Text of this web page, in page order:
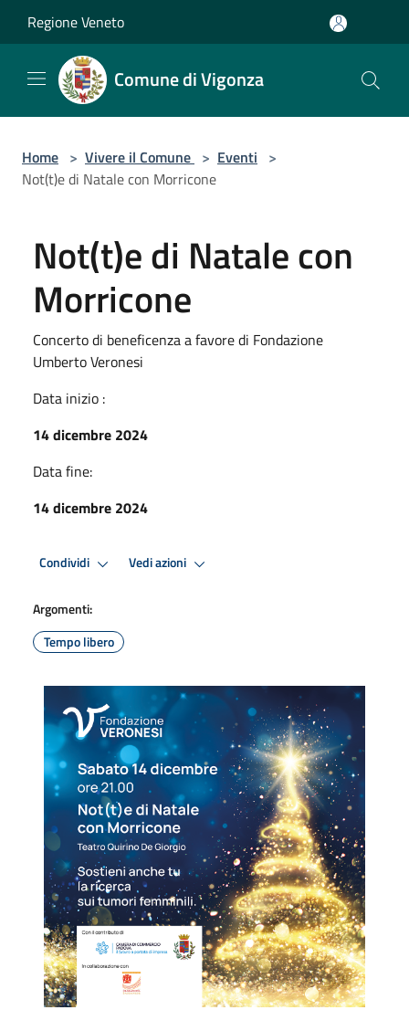
Regione Veneto
Comune di Vigonza
Home > Vivere il Comune > Eventi >
Not(t)e di Natale con Morricone
Not(t)e di Natale con
Morricone
Concerto di beneficenza a favore di Fondazione
Umberto Veronesi
Data inizio :
14 dicembre 2024
Data fine:
14 dicembre 2024
Condividi Vedi azioni
Argomenti:
Tempo libero